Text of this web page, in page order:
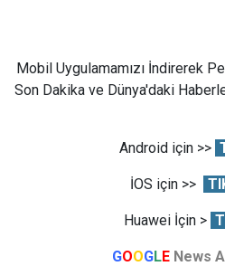
Mobil Uygulamamızı İndirerek
Son Dakika ve Dünya'daki
Android için >>
İOS için >>
Huawei İçin >
GOOGLE News